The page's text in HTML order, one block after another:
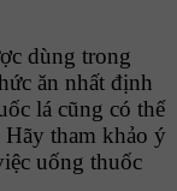
dùng trong
ăn nhất định
lá cũng có thể
tham khảo ý
uống thuốc